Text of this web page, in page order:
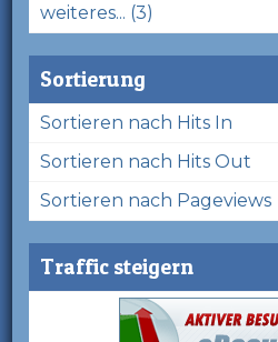
weiteres... (3)
Sortierung
Sortieren nach Hits In
Sortieren nach Hits Out
Sortieren nach Pageviews
Traffic steigern